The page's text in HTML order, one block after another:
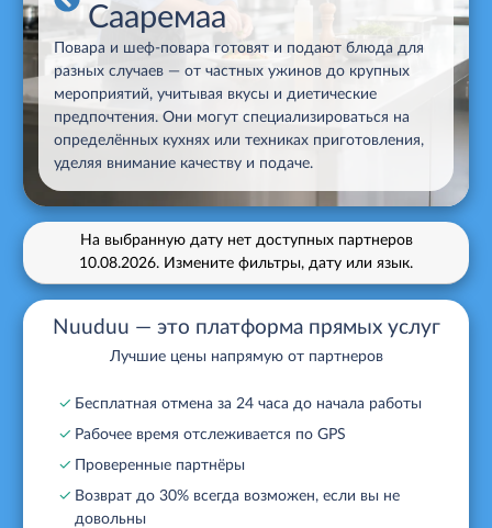
Сааремаа
Поварa и шеф-повара готовят и подают блюда для
разных случаев — от частных ужинов до крупных
мероприятий, учитывая вкусы и диетические
предпочтения. Они могут специализироваться на
определённых кухнях или техниках приготовления,
уделяя внимание качеству и подаче.
На выбранную дату нет доступных партнеров
10.08.2026. Измените фильтры, дату или язык.
Nuuduu — это платформа прямых услуг
Лучшие цены напрямую от партнеров
✓ Бесплатная отмена за 24 часа до начала работы
✓ Рабочее время отслеживается по GPS
✓ Проверенные партнёры
✓ Возврат до 30% всегда возможен, если вы не
довольны